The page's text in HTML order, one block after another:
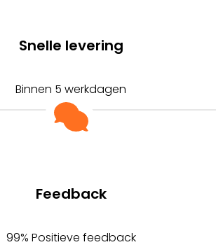
Snelle levering
Binnen 5 werkdagen
Feedback
99% Positieve feedback